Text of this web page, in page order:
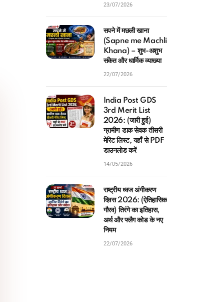
23/07/2026
सपने में मछली खाना
(Sapne me Machli
Khana) – शुभ-अशुभ
संकेत और धार्मिक व्याख्या
22/07/2026
India Post GDS
3rd Merit List
2026: (जारी हुई)
ग्रामीण डाक सेवक तीसरी
मेरिट लिस्ट, यहाँ से PDF
डाउनलोड करें
14/05/2026
राष्ट्रीय ध्वज अंगीकरण
दिवस 2026: (ऐतिहासिक
गौरव) तिरंगे का इतिहास,
अर्थ और फ्लैग कोड के नए
नियम
22/07/2026